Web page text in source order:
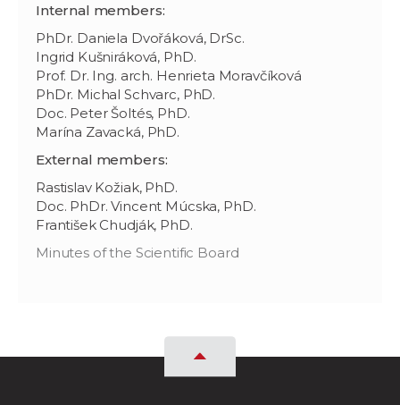
Internal members:
PhDr. Daniela Dvořáková, DrSc.
Ingrid Kušniráková, PhD.
Prof. Dr. Ing. arch. Henrieta Moravčíková
PhDr. Michal Schvarc, PhD.
Doc. Peter Šoltés, PhD.
Marína Zavacká, PhD.
External members:
Rastislav Kožiak, PhD.
Doc. PhDr. Vincent Múcska, PhD.
František Chudják, PhD.
Minutes of the Scientific Board